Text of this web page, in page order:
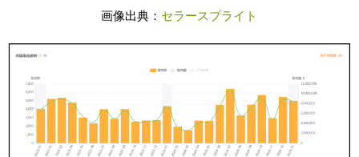
画像出典： セラースプライト